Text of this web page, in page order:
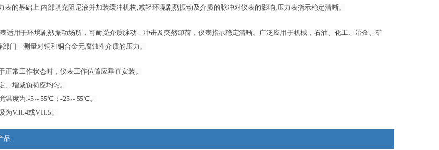
表的基础上,内部填充阻尼液并加装缓冲机构,减轻环境剧烈振动及介质的脉冲对仪表的影响,压力表指示稳定清晰。
适用于环境剧烈振动场所，可耐受介质脉动，冲击及突然卸荷，仪表指示稳定清晰。广泛应用于机械，石油、化工、冶金、矿
部门，测量对铜和铜合金无腐蚀性介质的压力。
正常工作状态时，仪表工作位置应垂直安装。
、增减负荷应均匀。
温度为:-5～55℃；-25～55℃。
为V.H.4或V.H.5。
品